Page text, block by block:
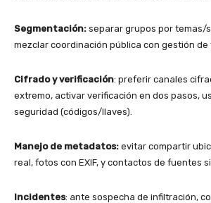
Segmentación: separar grupos por temas/
mezclar coordinación pública con gestión de
Cifrado y verificación: preferir canales
extremo, activar verificación en dos pasos,
seguridad (códigos/llaves).
Manejo de metadatos: evitar compartir
real, fotos con EXIF, y contactos de fuentes
Incidentes: ante sospecha de infiltración,